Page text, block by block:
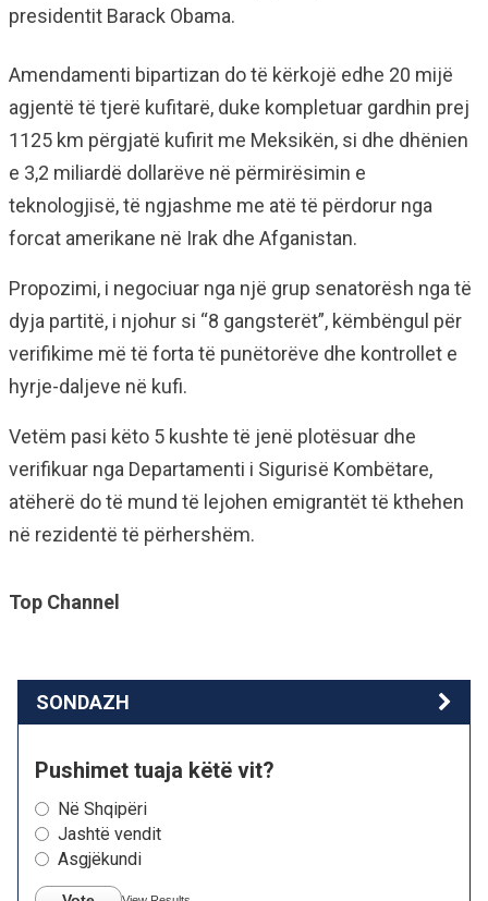
presidentit Barack Obama.
Amendamenti bipartizan do të kërkojë edhe 20 mijë
agjentë të tjerë kufitarë, duke kompletuar gardhin prej
1125 km përgjatë kufirit me Meksikën, si dhe dhënien
e 3,2 miliardë dollarëve në përmirësimin e
teknologjisë, të ngjashme me atë të përdorur nga
forcat amerikane në Irak dhe Afganistan.
Propozimi, i negociuar nga një grup senatorësh nga të
dyja partitë, i njohur si “8 gangsterët”, këmbëngul për
verifikime më të forta të punëtorëve dhe kontrollet e
hyrje-daljeve në kufi.
Vetëm pasi këto 5 kushte të jenë plotësuar dhe
verifikuar nga Departamenti i Sigurisë Kombëtare,
atëherë do të mund të lejohen emigrantët të kthehen
në rezidentë të përhershëm.
Top Channel
SONDAZH
Pushimet tuaja këtë vit?
Në Shqipëri
Jashtë vendit
Asgjëkundi